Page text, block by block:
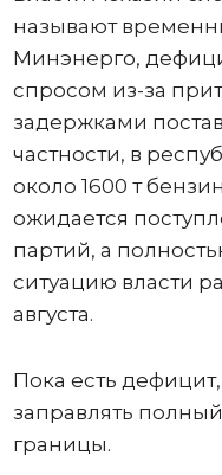
называют
Минэнерго,
спросом из-за
задержками
частности, в
около 1600 т
ожидается
партий, а
ситуацию власти
августа.
Пока есть
заправлять
границы.